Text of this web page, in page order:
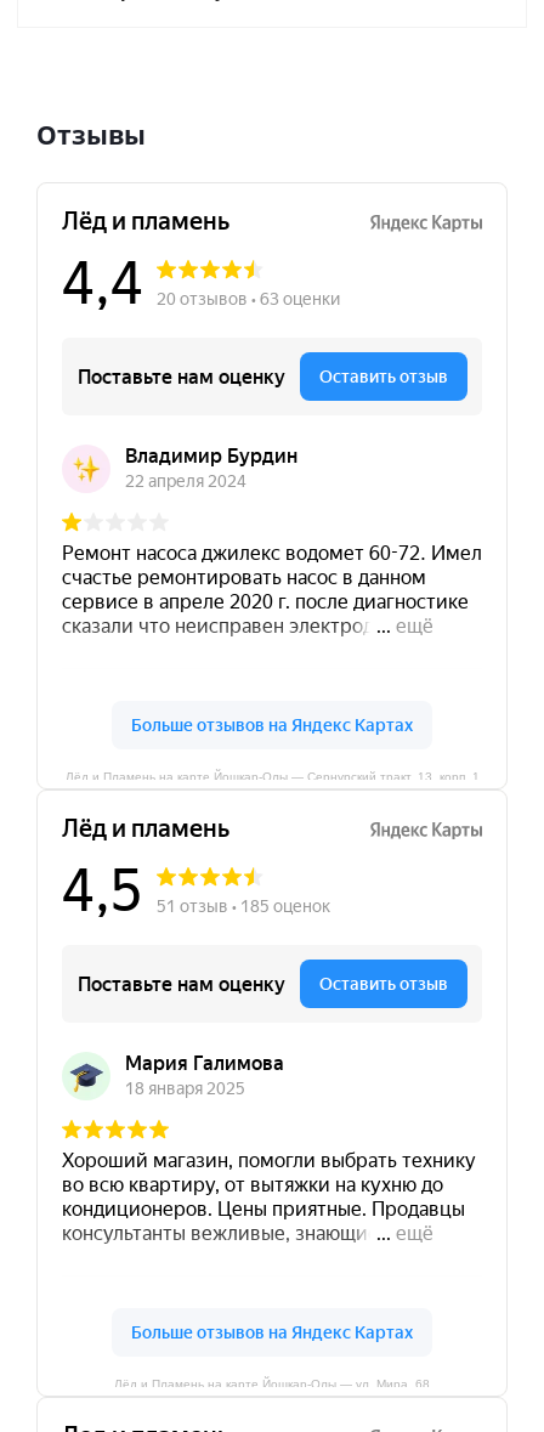
Отзывы
Лёд и Пламень на карте Йошкар‑Олы — Сернурский тракт, 13, корп. 1
Лёд и Пламень на карте Йошкар‑Олы — ул. Мира, 68